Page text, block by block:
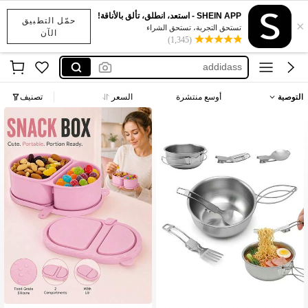
حمّل التطبيق
الآن
×
SHEIN APP - استعد، انطلق، تألق بالأناقة!
تستحق التجربة، تستحق الشراء
(1,345)
اديداس رجال
cast iron pan
poele en fonte
addidass
التوصية أوسع منتشرة السعر تصنيف